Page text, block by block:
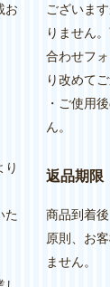
お
り
た
ございま
りません
合わせフ
り改めて
・ご使用
ん。
返品期限
商品到着
原則、お
ません。